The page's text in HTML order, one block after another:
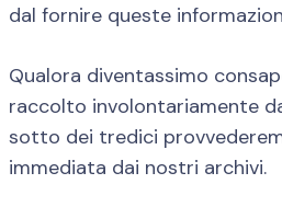
dal fornire queste
Qualora diventassimo
raccolto involontariamente
sotto dei tredici
immediata dai nostri archivi.